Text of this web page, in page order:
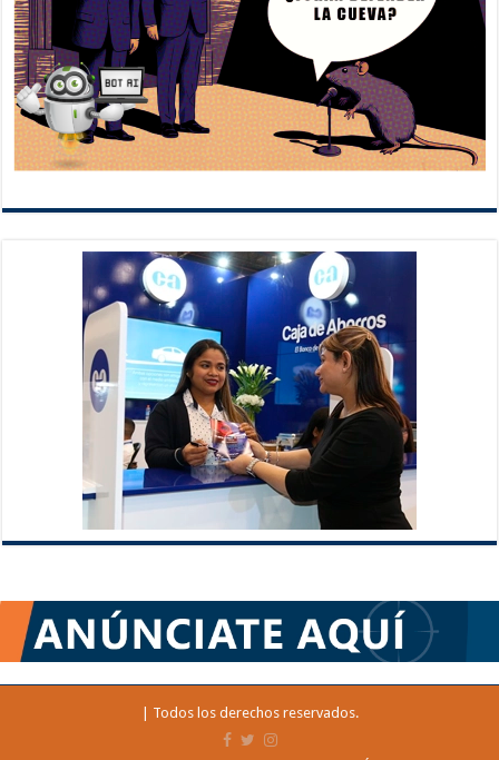
| Todos los derechos reservados.